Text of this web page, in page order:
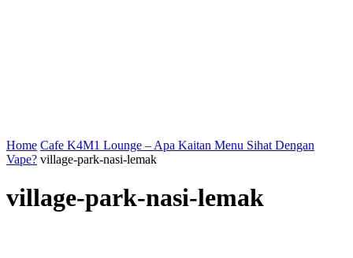
Home Cafe K4M1 Lounge – Apa Kaitan Menu Sihat Dengan
Vape? village-park-nasi-lemak
village-park-nasi-lemak